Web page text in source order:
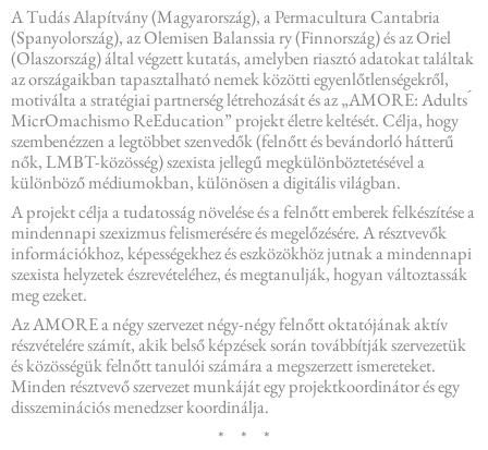
A Tudás Alapítvány (Magyarország), a Permacultura Cantabria
(Spanyolország), az Olemisen Balanssia ry (Finnország) és az Oriel
(Olaszország) által végzett kutatás, amelyben riasztó adatokat találtak
az országaikban tapasztalható nemek közötti egyenlőtlenségekről,
motiválta a stratégiai partnerség létrehozását és az „AMORE: Adults ́
MicrOmachismo ReEducation” projekt életre keltését. Célja, hogy
szembenézzen a legtöbbet szenvedők (felnőtt és bevándorló hátterű
nők, LMBT-közösség) szexista jellegű megkülönböztetésével a
különböző médiumokban, különösen a digitális világban.
A projekt célja a tudatosság növelése és a felnőtt emberek felkészítése a
mindennapi szexizmus felismerésére és megelőzésére. A résztvevők
információkhoz, képességekhez és eszközökhöz jutnak a mindennapi
szexista helyzetek észrevételéhez, és megtanulják, hogyan változtassák
meg ezeket.
Az AMORE a négy szervezet négy-négy felnőtt oktatójának aktív
részvételére számít, akik belső képzések során továbbítják szervezetük
és közösségük felnőtt tanulói számára a megszerzett ismereteket.
Minden résztvevő szervezet munkáját egy projektkoordinátor és egy
disszeminációs menedzser koordinálja.
* * *